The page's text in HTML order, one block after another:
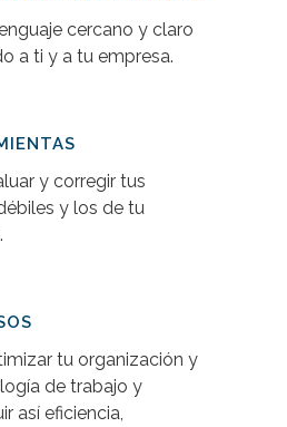
cercano y claro
a ti y a tu empresa.
y corregir tus
y los de tu
tu organización y
de trabajo y
así eficiencia,